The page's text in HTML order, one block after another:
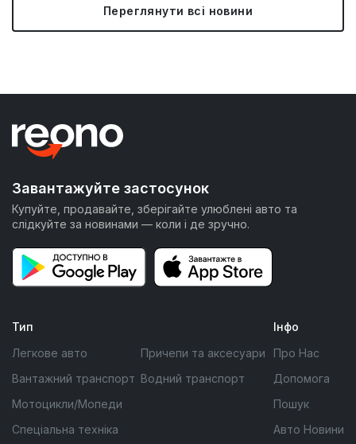
Переглянути всі новини
Завантажуйте застосунок
Купуйте, продавайте, зберігайте улюблені авто та
слідкуйте за новинами — коли і де зручно.
Тип
Легкове авто
Вантажний транспорт
Мотоцикли/Мопеди
Спеціальна техніка
Причепи та аксесуари
Водний транспорт
Інфо
Про Нас
Допомога
Пошук
Авто Новини